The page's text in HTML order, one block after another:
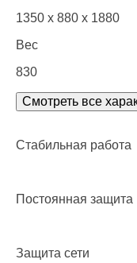
1350 x 880 x 1880
Вес
830
Смотреть все
Стабильная работа
Постоянная защита
Защита сети